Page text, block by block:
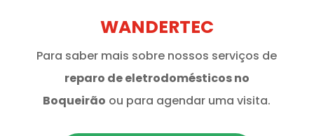
WANDERTEC
Para saber mais sobre nossos serviços de
reparo de eletrodomésticos no
Boqueirão ou para agendar uma visita.